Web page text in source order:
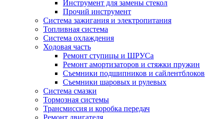
Инструмент для замены стекол
Прочий инструмент
Система зажигания и электропитания
Топливная система
Система охлаждения
Ходовая часть
Ремонт ступицы и ШРУСа
Ремонт амортизаторов и стяжки пружин
Съемники подшипников и сайлентблоков
Съемники шаровых и рулевых
Система смазки
Тормозная системы
Трансмиссия и коробка передач
Ремонт двигателя